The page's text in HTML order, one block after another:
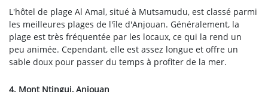
L'hôtel de plage Al Amal, situé à Mutsamudu, est classé parmi
les meilleures plages de l'île d'Anjouan. Généralement, la
plage est très fréquentée par les locaux, ce qui la rend un
peu animée. Cependant, elle est assez longue et offre un
sable doux pour passer du temps à profiter de la mer.
4. Mont Ntingui, Anjouan